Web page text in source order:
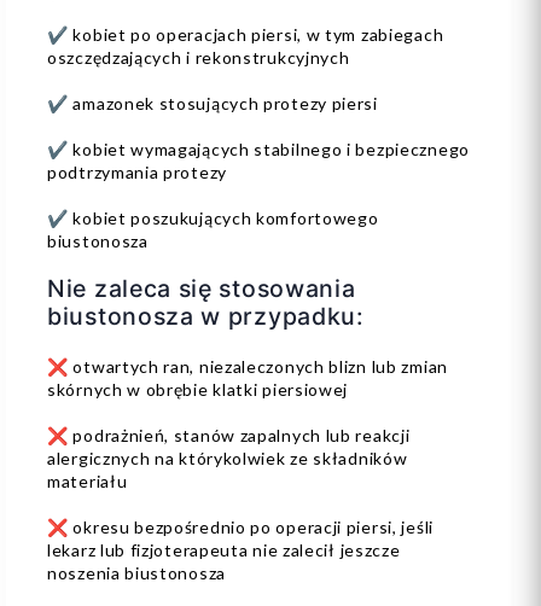
✔️ kobiet po operacjach piersi, w tym zabiegach
oszczędzających i rekonstrukcyjnych
✔️ amazonek stosujących protezy piersi
✔️ kobiet wymagających stabilnego i bezpiecznego
podtrzymania protezy
✔️ kobiet poszukujących komfortowego
biustonosza
Nie zaleca się stosowania
biustonosza w przypadku:
❌ otwartych ran, niezaleczonych blizn lub zmian
skórnych w obrębie klatki piersiowej
❌ podrażnień, stanów zapalnych lub reakcji
alergicznych na którykolwiek ze składników
materiału
❌ okresu bezpośrednio po operacji piersi, jeśli
lekarz lub fizjoterapeuta nie zalecił jeszcze
noszenia biustonosza